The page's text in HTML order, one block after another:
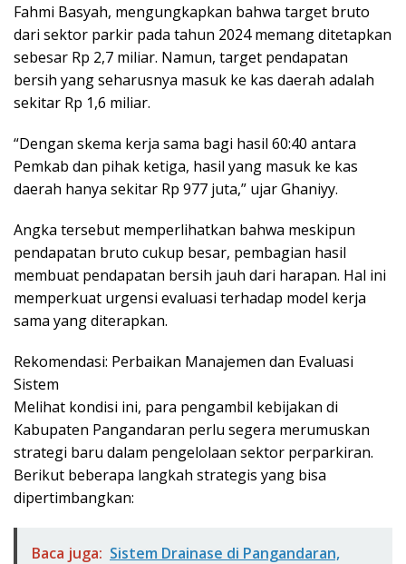
Fahmi Basyah, mengungkapkan bahwa target bruto
dari sektor parkir pada tahun 2024 memang ditetapkan
sebesar Rp 2,7 miliar. Namun, target pendapatan
bersih yang seharusnya masuk ke kas daerah adalah
sekitar Rp 1,6 miliar.
“Dengan skema kerja sama bagi hasil 60:40 antara
Pemkab dan pihak ketiga, hasil yang masuk ke kas
daerah hanya sekitar Rp 977 juta,” ujar Ghaniyy.
Angka tersebut memperlihatkan bahwa meskipun
pendapatan bruto cukup besar, pembagian hasil
membuat pendapatan bersih jauh dari harapan. Hal ini
memperkuat urgensi evaluasi terhadap model kerja
sama yang diterapkan.
Rekomendasi: Perbaikan Manajemen dan Evaluasi
Sistem
Melihat kondisi ini, para pengambil kebijakan di
Kabupaten Pangandaran perlu segera merumuskan
strategi baru dalam pengelolaan sektor perparkiran.
Berikut beberapa langkah strategis yang bisa
dipertimbangkan:
Baca juga: Sistem Drainase di Pangandaran,